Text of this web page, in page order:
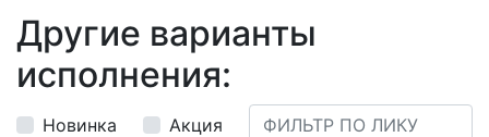
Другие варианты
исполнения:
Новинка
Акция